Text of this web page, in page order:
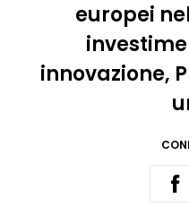
europei
innovazione,